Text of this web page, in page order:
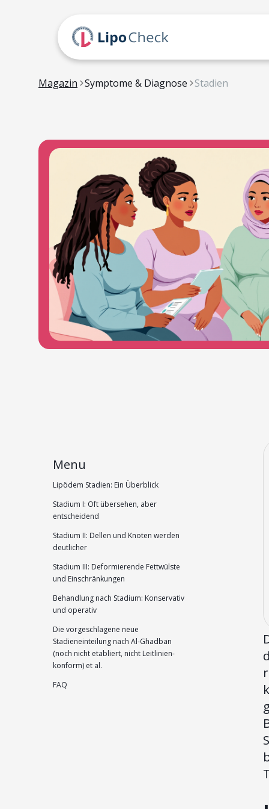
Magazin Symptome & Diagnose
Stadien
Menu
Lipödem Stadien: Ein Überblick
Stadium I: Oft übersehen, aber
entscheidend
Stadium II: Dellen und Knoten werden
deutlicher
Stadium III: Deformierende Fettwülste
und Einschränkungen
Behandlung nach Stadium: Konservativ
und operativ
Die vorgeschlagene neue
Stadieneinteilung nach Al-Ghadban
(noch nicht etabliert, nicht Leitlinien-
konform) et al.
FAQ